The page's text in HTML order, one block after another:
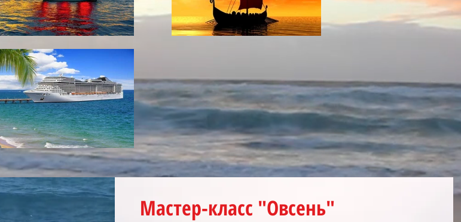
Мастер-класс "Овсень"